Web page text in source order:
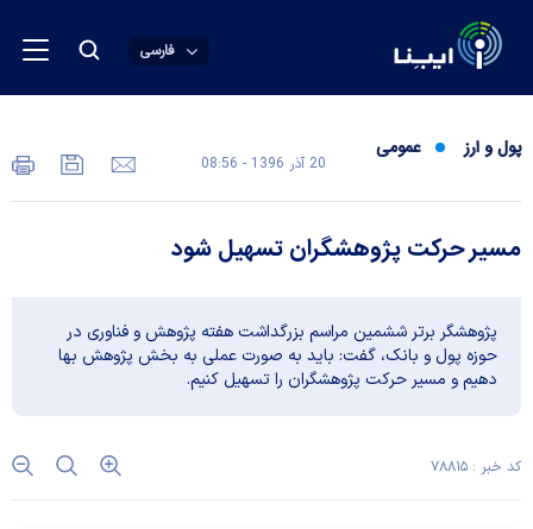
فارسی
پول و ارز عمومی
20 آذر 1396 - 08:56
مسیر حرکت پژوهشگران تسهیل شود
پژوهشگر برتر ششمین مراسم بزرگداشت هفته پژوهش و فناوری در
حوزه پول و بانک، گفت: باید به صورت عملی به بخش پژوهش بها
دهیم و مسیر حرکت پژوهشگران را تسهیل کنیم.
کد خبر : ۷۸۸۱۵